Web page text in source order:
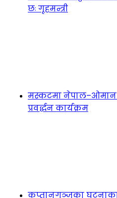
छः गृहमन्त्री
मस्कटमा नेपाल–ओमान
प्रवर्द्धन कार्यक्रम
कप्तानगञ्जका